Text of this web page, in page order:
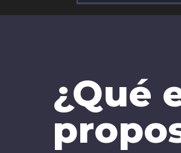
¿Qué